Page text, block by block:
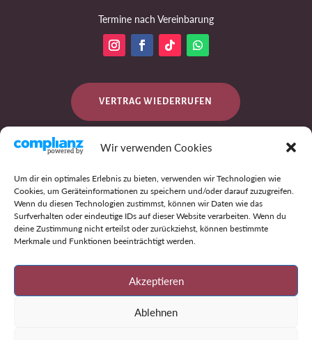
Wir verwenden Cookies
Um dir ein optimales Erlebnis zu bieten, verwenden wir Technologien wie
Cookies, um Geräteinformationen zu speichern und/oder darauf zuzugreifen.
Wenn du diesen Technologien zustimmst, können wir Daten wie das
Surfverhalten oder eindeutige IDs auf dieser Website verarbeiten. Wenn du
deine Zustimmung nicht erteilst oder zurückziehst, können bestimmte
Merkmale und Funktionen beeinträchtigt werden.
Akzeptieren
Ablehnen
Termine nach Vereinbarung
VERTRAG WIEDERRUFEN
IMPRESSUM